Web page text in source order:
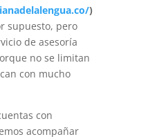
)
supuesto, pero
de asesoría
no se limitan
con mucho
con
acompañar